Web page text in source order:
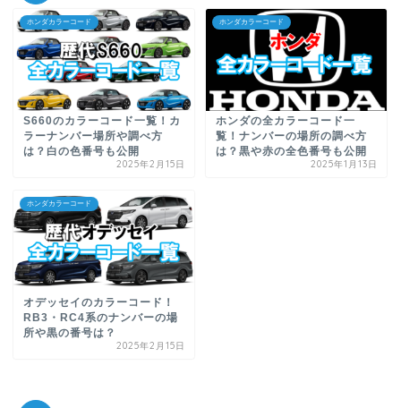
ホンダカラーコード
S660のカラーコード一覧！カ
ラーナンバー場所や調べ方
は？白の色番号も公開
2025年2月15日
ホンダカラーコード
ホンダの全カラーコード一
覧！ナンバーの場所の調べ方
は？黒や赤の全色番号も公開
2025年1月13日
ホンダカラーコード
オデッセイのカラーコード！
RB3・RC4系のナンバーの場
所や黒の番号は？
2025年2月15日